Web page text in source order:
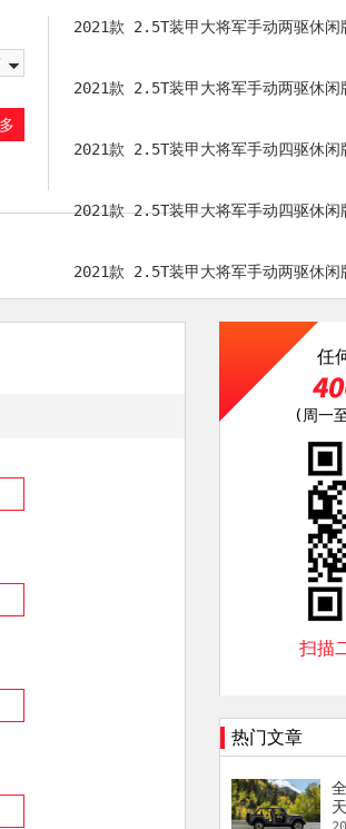
2021款 2.5T装甲大将军手动两驱休闲
2021款 2.5T装甲大将军手动两驱休闲
2021款 2.5T装甲大将军手动四驱休闲
2021款 2.5T装甲大将军手动四驱休闲
2021款 2.5T装甲大将军手动两驱休闲
任
(周一
扫描
热门文章